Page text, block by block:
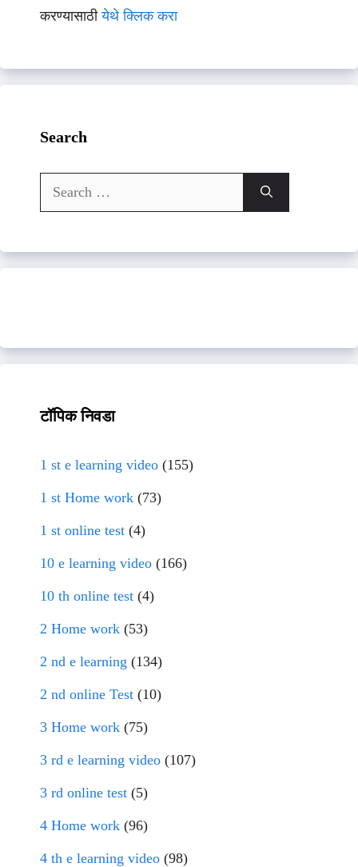
करण्यासाठीयेथे क्लिक करा
Search
Search
for:
टॉपिक निवडा
1 st e learning video (155)
1 st Home work (73)
1 st online test (4)
10 e learning video (166)
10 th online test (4)
2 Home work (53)
2 nd e learning (134)
2 nd online Test (10)
3 Home work (75)
3 rd e learning video (107)
3 rd online test (5)
4 Home work (96)
4 th e learning video (98)